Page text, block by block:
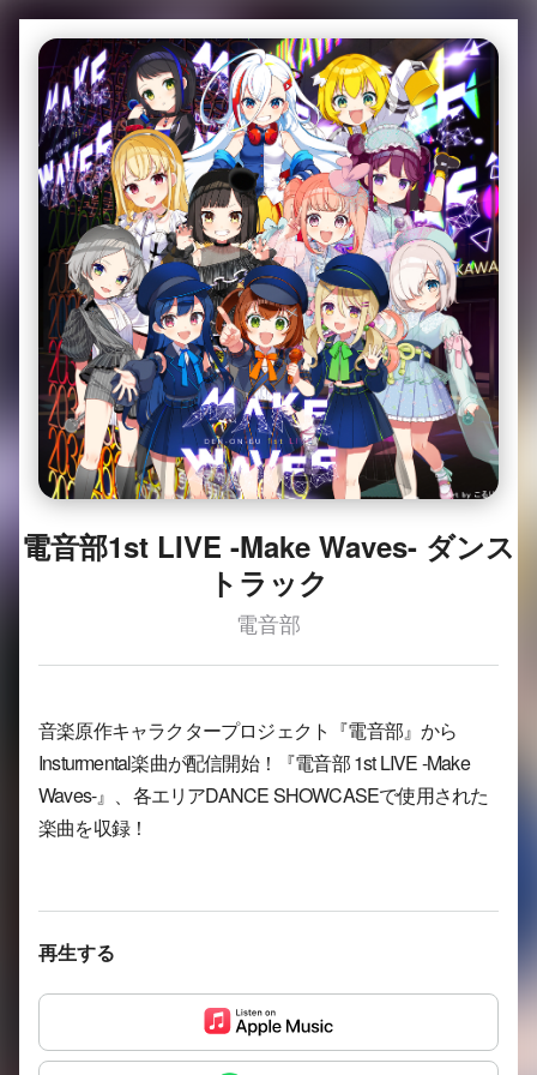
電音部1st LIVE -Make Waves- ダンス
トラック
電音部
音楽原作キャラクタープロジェクト『電音部』から
Insturmental楽曲が配信開始！『電音部 1st LIVE -Make
Waves-』、各エリアDANCE SHOWCASEで使用された
楽曲を収録！
再生する